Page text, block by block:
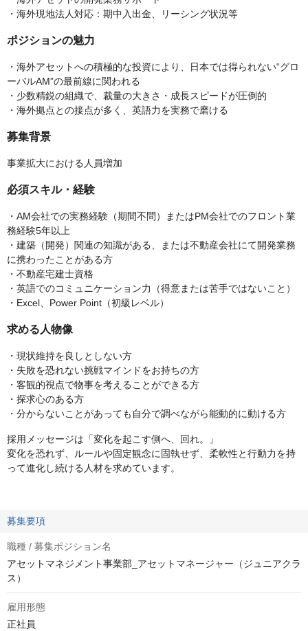
・海外現地法人対応：期中入出金、リーシング状況等
ポジションの魅力
・海外アセットへの積極的な投資により、日本では得られない“グロ
ーバルAM”の最前線に関われる
・少数精鋭の組織で、裁量の大きさ・成長スピードが圧倒的
・海外拠点との接点が多く、英語力を実務で磨ける
募集背景
事業拡大における人員増加
必須スキル・経験
・AM会社での実務経験（期間不問）またはPM会社でのフロント業
務経験5年以上
・建築（開発）関連の知識がある、または不動産会社にて開発業務
に携わったことがある方
・不動産宅建士資格
・英語でのコミュニケーション力（得意または苦手ではないこと）
・Excel、Power Point（初級レベル）
求める人物像
・現状維持を良しとしない方
・失敗を恐れない挑戦マインドをお持ちの方
・客観的視点で物事を考えることができる方
・探求心のある方
・分からないことがあっても自分で調べながら能動的に動ける方
採用メッセージは「変化を起こす側へ、回れ。」
変化を恐れず、ルールや固定観念に固執せず、柔軟性と行動力を持
って進化し続ける人材を求めています。
募集要項
職種 / 募集ポジション名
アセットマネジメント事業部_アセットマネージャー（ジュニアクラ
ス）
雇用形態
正社員